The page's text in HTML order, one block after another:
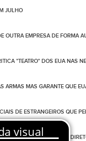
JULHO
OUTRA EMPRESA DE FORMA
"TEATRO" DOS EUA NAS
ARMAS MAS GARANTE QUE
DE ESTRANGEIROS QUE
FEZ OBRAS NA CASA DO